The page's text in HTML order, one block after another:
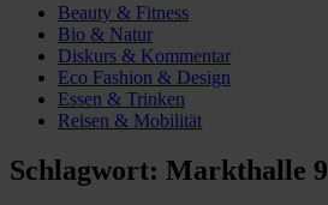
Beauty & Fitness
Bio & Natur
Diskurs & Kommentar
Eco Fashion & Design
Essen & Trinken
Reisen & Mobilität
Schlagwort: Markthalle 9